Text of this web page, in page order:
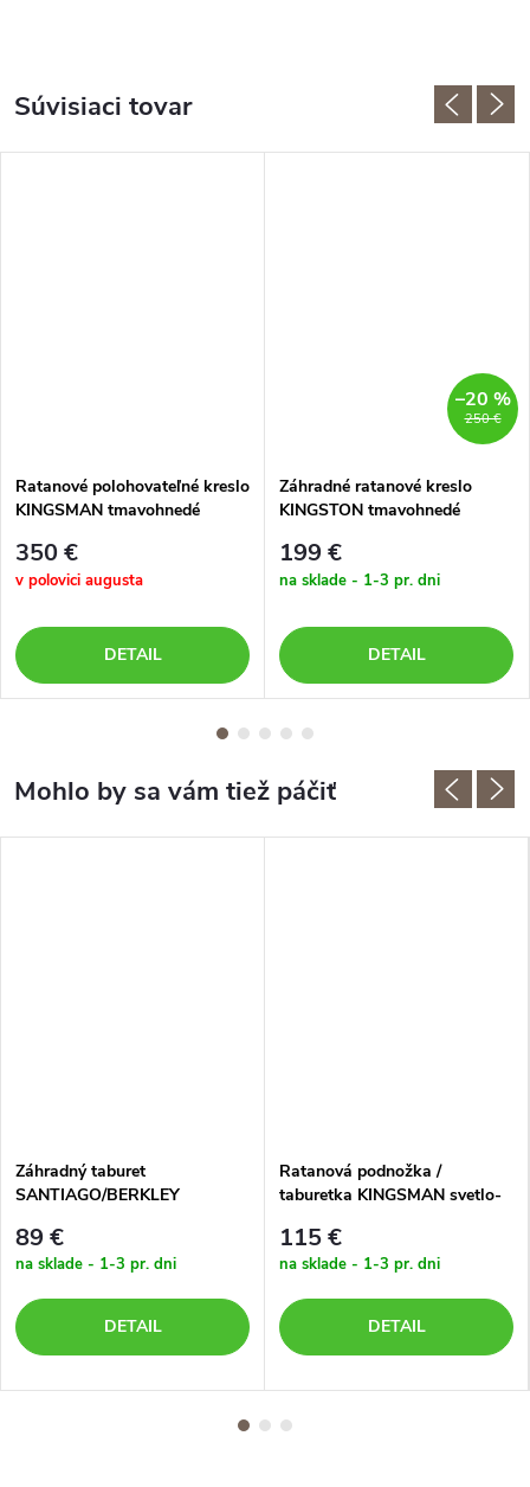
Súvisiaci tovar
Ratanové polohovateľné kreslo
KINGSMAN tmavohnedé
350 €
v polovici augusta
DETAIL
250 €
–20 %
Záhradné ratanové kreslo
KINGSTON tmavohnedé
199 €
na sklade - 1-3 pr. dni
DETAIL
Záhradný taburet
SANTIAGO/BERKLEY
89 €
na sklade - 1-3 pr. dni
DETAIL
Ratanová podnožka /
taburetka KINGSMAN svetlo-
115 €
na sklade - 1-3 pr. dni
DETAIL